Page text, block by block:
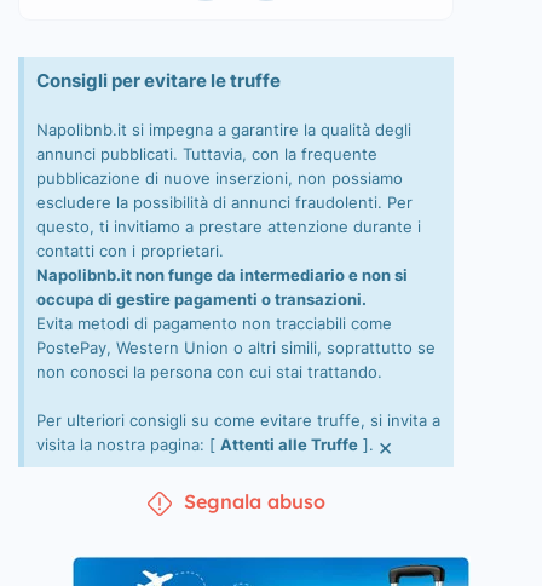
Consigli per evitare le truffe
Napolibnb.it si impegna a garantire la qualità degli
annunci pubblicati. Tuttavia, con la frequente
pubblicazione di nuove inserzioni, non possiamo
escludere la possibilità di annunci fraudolenti. Per
questo, ti invitiamo a prestare attenzione durante i
contatti con i proprietari.
Napolibnb.it non funge da intermediario e non si
occupa di gestire pagamenti o transazioni.
Evita metodi di pagamento non tracciabili come
PostePay, Western Union o altri simili, soprattutto se
non conosci la persona con cui stai trattando.
Per ulteriori consigli su come evitare truffe, si invita a
visita la nostra pagina: [ Attenti alle Truffe ]. ×
Segnala abuso